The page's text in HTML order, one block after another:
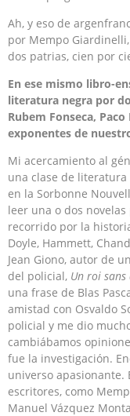
Ah, y eso de
por Mempo
dos patrias, cien por
En ese mismo libro-
literatura negra por
Rubem Fonseca,
exponentes de
Mi acercamiento al
una clase de
en la Sorbonne
leer una o dos
recorrido por la
Doyle, Hammett,
Jean Giono, autor de
del policial, Un roi
una frase de Blas
amistad con Osvaldo
policial y me dio
cambiábamos
fue la investigación.
universo apasionante.
escritores, como
Manuel Vázquez